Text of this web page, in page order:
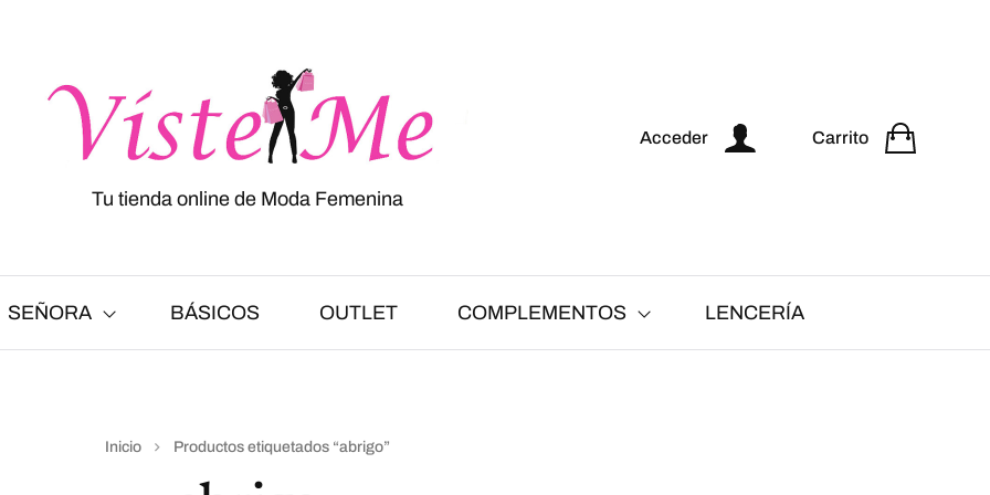
Tu tienda online de Moda Femenina
Acceder Carrito
SEÑORA BÁSICOS OUTLET COMPLEMENTOS LENCERÍA
Inicio Productos etiquetados “abrigo”